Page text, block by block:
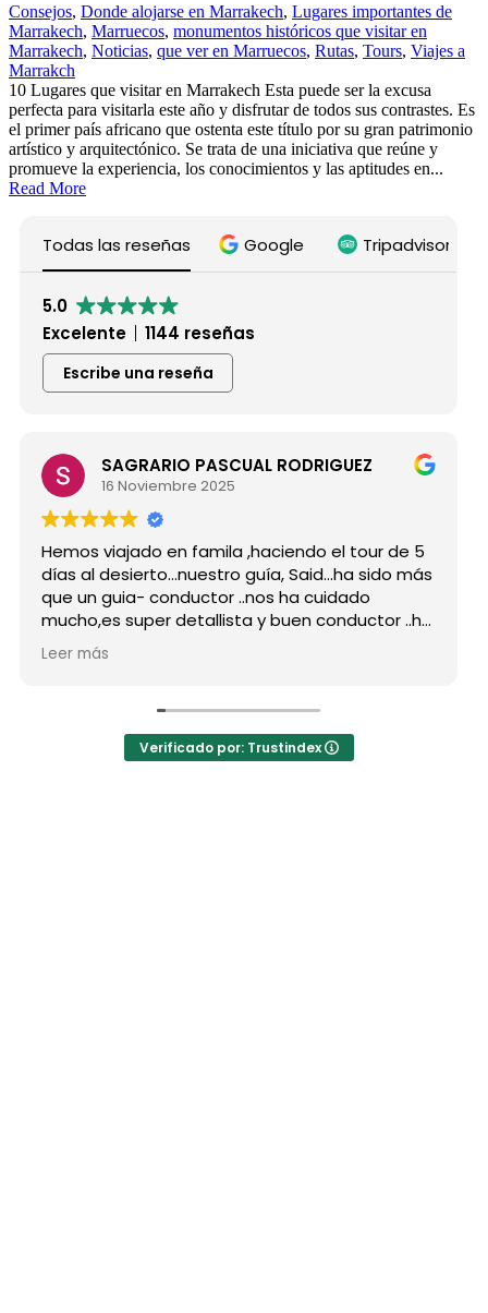
Consejos, Donde alojarse en Marrakech, Lugares importantes de
Marrakech, Marruecos, monumentos históricos que visitar en
Marrakech, Noticias, que ver en Marruecos, Rutas, Tours, Viajes a
Marrakch
10 Lugares que visitar en Marrakech Esta puede ser la excusa
perfecta para visitarla este año y disfrutar de todos sus contrastes. Es
el primer país africano que ostenta este título por su gran patrimonio
artístico y arquitectónico. Se trata de una iniciativa que reúne y
promueve la experiencia, los conocimientos y las aptitudes en...
Read More
Todas las reseñas Google Tripadvisor
5.0
Excelente
1144 reseñas
Escribe una reseña
SAGRARIO PASCUAL RODRIGUEZ
16 Noviembre 2025
viajado en famila ,haciendo el tour de 5
al desierto...nuestro guía, Said...ha sido más
un guia- conductor ..nos ha cuidado
super detallista y buen conductor ..ha
atento a todas nuestras peticiones y
muchos lugares
a la agencia,..súper agradecida a Mila
más
grupo
Desde
Verificado por: Trustindex